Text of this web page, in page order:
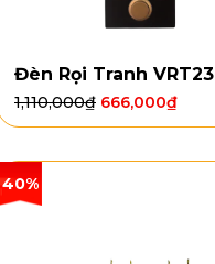
Đèn Rọi Tranh VRT23
1,110,000₫ 666,000₫
40%